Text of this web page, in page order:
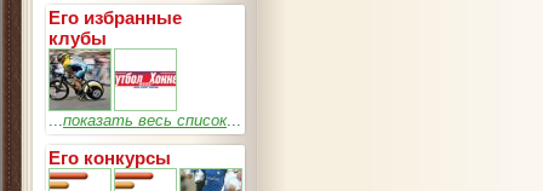
Его избранные
клубы
...показать весь список...
Его конкурсы